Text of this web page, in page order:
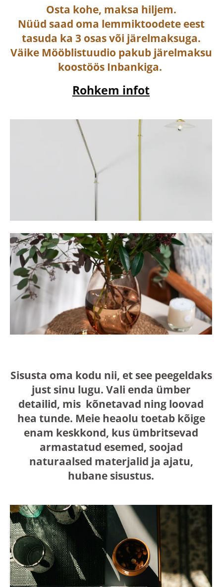
Osta kohe, maksa hiljem.
Nüüd saad oma lemmiktoodete eest
tasuda ka 3 osas või järelmaksuga.
Väike Mööblistuudio pakub järelmaksu
koostöös Inbankiga.
Rohkem infot
Sisusta oma kodu nii, et see peegeldaks
just sinu lugu. Vali enda ümber
detailid, mis kõnetavad ning loovad
hea tunde. Meie heaolu toetab kõige
enam keskkond, kus ümbritsevad
armastatud esemed, soojad
naturaalsed materjalid ja ajatu,
hubane sisustus.